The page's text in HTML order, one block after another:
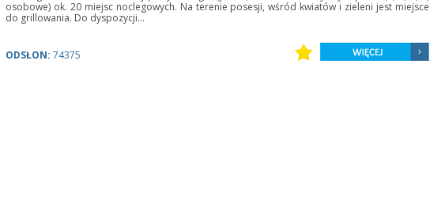
osobowe) ok. 20 miejsc noclegowych. Na terenie posesji, wśród kwiatów i zieleni jest miejsce
do grillowania. Do dyspozycji...
ODSŁON: 74375